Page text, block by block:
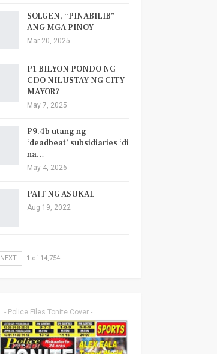
SOLGEN, “PINABILIB”
ANG MGA PINOY
Mar 20, 2025
P1 BILYON PONDO NG
CDO NILUSTAY NG CITY
MAYOR?
May 7, 2025
P9.4b utang ng
‘deadbeat’ subsidiaries ‘di
na…
May 4, 2026
PAIT NG ASUKAL
Aug 19, 2022
NEXT 1 of 14,754
- Police Files Tonite Cover -